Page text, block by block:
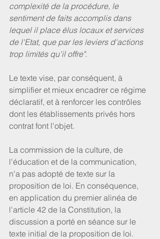
complexité de la procédure, le
sentiment de faits accomplis dans
lequel il place élus locaux et services
de l'Etat, que par les leviers d'actions
trop limités qu'il offre".
Le texte vise, par conséquent, à
simplifier et mieux encadrer ce régime
déclaratif, et à renforcer les contrôles
dont les établissements privés hors
contrat font l'objet.
La commission de la culture, de
l'éducation et de la communication,
n'a pas adopté de texte sur la
proposition de loi. En conséquence,
en application du premier alinéa de
l'article 42 de la Constitution, la
discussion a porté en séance sur le
texte initial de la proposition de loi.